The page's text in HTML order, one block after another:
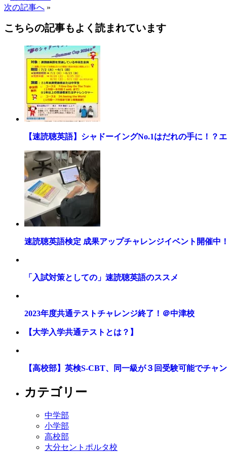
次の記事へ »
こちらの記事もよく読まれています
【速読聴英語】シャドーイングNo.1はだれの手に！？
速読聴英語検定 成果アップチャレンジイベント開催中！
「入試対策としての」速読聴英語のススメ
2023年度共通テストチャレンジ終了！＠中津校
【大学入学共通テストとは？】
【高校部】英検S-CBT、同一級が３回受験可能でチャン
カテゴリー
中学部
小学部
高校部
大分セントポルタ校